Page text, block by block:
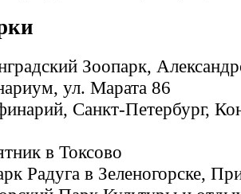
Зоопарк,
ул. Марата 86
Санкт-Петербург,
в Токсово
Радуга в Зеленогорске,